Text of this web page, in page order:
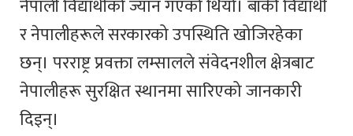
नेपाली विद्यार्थीको ज्यान गएको थियो। बाँकी विद्यार्थी
र नेपालीहरूले सरकारको उपस्थिति खोजिरहेका
छन्। परराष्ट्र प्रवक्ता लम्सालले संवेदनशील क्षेत्रबाट
नेपालीहरू सुरक्षित स्थानमा सारिएको जानकारी
दिइन्।